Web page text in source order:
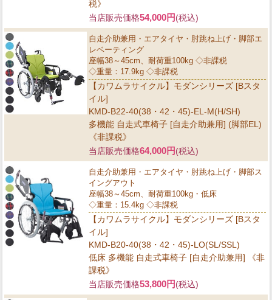
税》
当店販売価格54,000円(税込)
自走介助兼用・エアタイヤ・肘跳ね上げ・脚部エ
レベーティング
座幅38～45cm、耐荷重100kg ◇非課税
◇重量：17.9kg ◇非課税
【カワムラサイクル】モダンシリーズ [Bスタ
イル]
KMD-B22-40(38・42・45)-EL-M(H/SH)
多機能 自走式車椅子 [自走介助兼用] (脚部EL)
《非課税》
当店販売価格64,000円(税込)
自走介助兼用・エアタイヤ・肘跳ね上げ・脚部ス
イングアウト
座幅38～45cm、耐荷重100kg・低床
◇重量：15.4kg ◇非課税
【カワムラサイクル】モダンシリーズ [Bスタ
イル]
KMD-B20-40(38・42・45)-LO(SL/SSL)
低床 多機能 自走式車椅子 [自走介助兼用] 《非
課税》
当店販売価格53,800円(税込)